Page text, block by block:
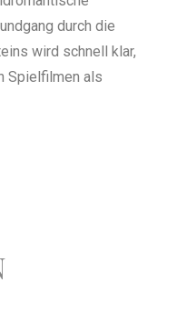
durch die
wird schnell klar,
Spielfilmen als